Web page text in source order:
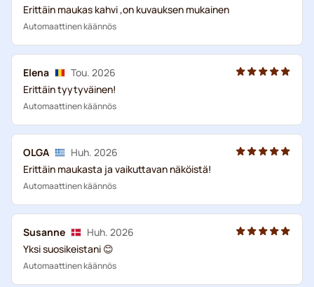
Erittäin maukas kahvi ,on kuvauksen mukainen
Automaattinen käännös
Elena
Tou. 2026
Erittäin tyytyväinen!
Automaattinen käännös
OLGA
Huh. 2026
Erittäin maukasta ja vaikuttavan näköistä!
Automaattinen käännös
Susanne
Huh. 2026
Yksi suosikeistani 😊
Automaattinen käännös